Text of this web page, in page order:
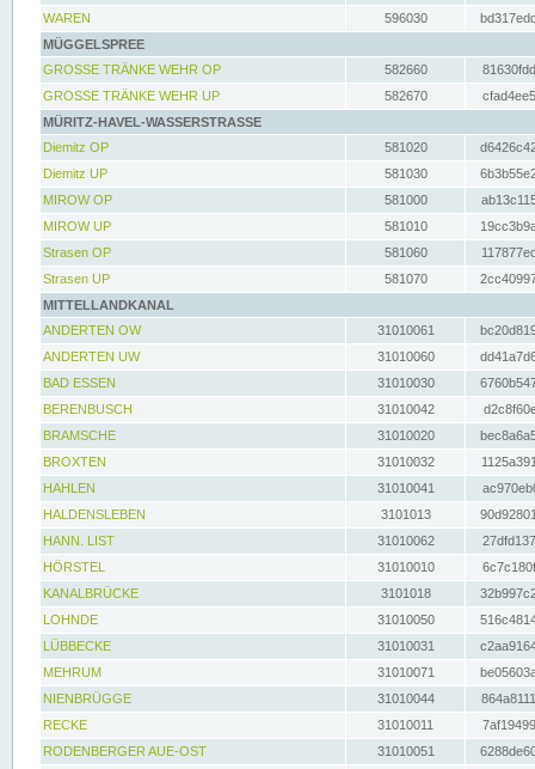
WAREN
596030
MÜGGELSPREE
GROSSE TRÄNKE WEHR OP
582660
GROSSE TRÄNKE WEHR UP
582670
MÜRITZ-HAVEL-WASSERSTRASSE
Diemitz OP
581020
Diemitz UP
581030
MIROW OP
581000
MIROW UP
581010
Strasen OP
581060
Strasen UP
581070
MITTELLANDKANAL
ANDERTEN OW
31010061
ANDERTEN UW
31010060
BAD ESSEN
31010030
BERENBUSCH
31010042
BRAMSCHE
31010020
BROXTEN
31010032
HAHLEN
31010041
HALDENSLEBEN
3101013
HANN. LIST
31010062
HÖRSTEL
31010010
KANALBRÜCKE
3101018
LOHNDE
31010050
LÜBBECKE
31010031
MEHRUM
31010071
NIENBRÜGGE
31010044
RECKE
31010011
RODENBERGER AUE-OST
31010051